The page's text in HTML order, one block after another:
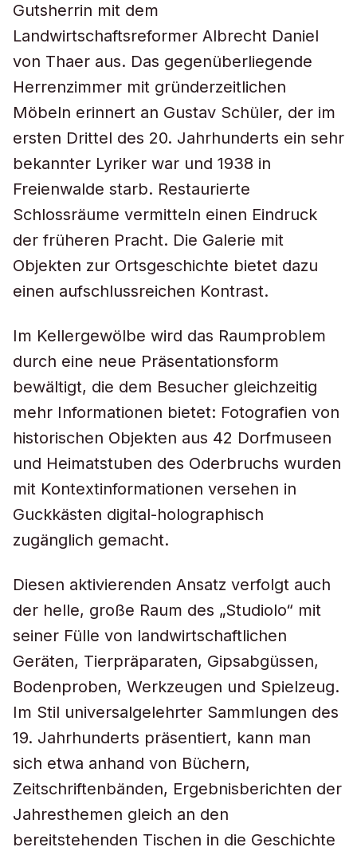
Gutsherrin mit dem
Landwirtschaftsreformer Albrecht Daniel
von Thaer aus. Das gegenüberliegende
Herrenzimmer mit gründerzeitlichen
Möbeln erinnert an Gustav Schüler, der im
ersten Drittel des 20. Jahrhunderts ein sehr
bekannter Lyriker war und 1938 in
Freienwalde starb. Restaurierte
Schlossräume vermitteln einen Eindruck
der früheren Pracht. Die Galerie mit
Objekten zur Ortsgeschichte bietet dazu
einen aufschlussreichen Kontrast.
Im Kellergewölbe wird das Raumproblem
durch eine neue Präsentationsform
bewältigt, die dem Besucher gleichzeitig
mehr Informationen bietet: Fotografien von
historischen Objekten aus 42 Dorfmuseen
und Heimatstuben des Oderbruchs wurden
mit Kontextinformationen versehen in
Guckkästen digital-holographisch
zugänglich gemacht.
Diesen aktivierenden Ansatz verfolgt auch
der helle, große Raum des „Studiolo“ mit
seiner Fülle von landwirtschaftlichen
Geräten, Tierpräparaten, Gipsabgüssen,
Bodenproben, Werkzeugen und Spielzeug.
Im Stil universalgelehrter Sammlungen des
19. Jahrhunderts präsentiert, kann man
sich etwa anhand von Büchern,
Zeitschriftenbänden, Ergebnisberichten der
Jahresthemen gleich an den
bereitstehenden Tischen in die Geschichte